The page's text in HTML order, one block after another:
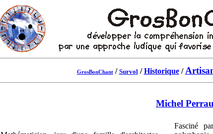
GrosBonChant/ Survol /Historique/
Michel
Fasciné